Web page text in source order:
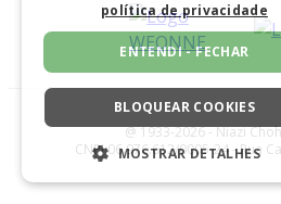
@ 1933-2026 - Niazi
CNPJ 06.976.612/0005-24 - Rua
política de privacidade
ENTENDI - FECHAR
BLOQUEAR COOKIES
MOSTRAR DETALHES
ESTRITAMENTE